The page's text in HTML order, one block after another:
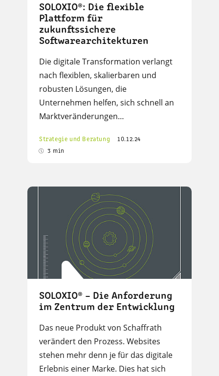
SOLOXIO®: Die flexible
Plattform für
zukunftssichere
Softwarearchitekturen
Die digitale Transformation verlangt
nach flexiblen, skalierbaren und
robusten Lösungen, die
Unternehmen helfen, sich schnell an
Marktveränderungen…
Strategie und Beratung
10.12.24
3 min
SOLOXIO® – Die Anforderung
im Zentrum der Entwicklung
Das neue Produkt von Schaffrath
verändert den Prozess. Websites
stehen mehr denn je für das digitale
Erlebnis einer Marke. Dies hat sich